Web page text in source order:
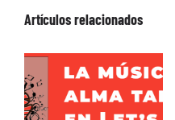
Artículos relacionados